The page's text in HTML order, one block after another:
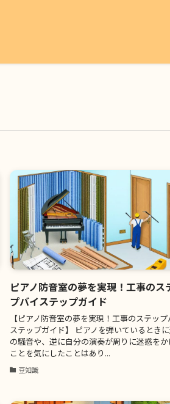
ピアノ防音室の夢を実現！工事のス
プバイステップガイド
【ピアノ防音室の夢を実現！工事のステップ
ステップガイド】 ピアノを弾いているとき
の騒音や、逆に自分の演奏が周りに迷惑をか
ことを気にしたことはあり...
豆知識